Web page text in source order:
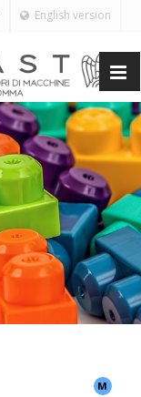
English version
M